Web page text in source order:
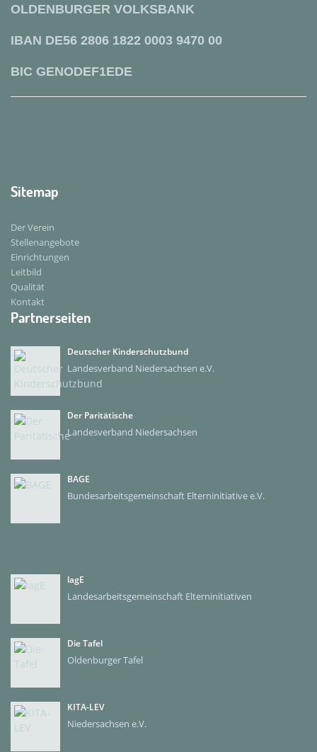
OLDENBURGER VOLKSBANK
IBAN DE56 2806 1822 0003 9470 00
BIC GENODEF1EDE
Sitemap
Der Verein
Stellenangebote
Einrichtungen
Leitbild
Qualität
Kontakt
Partnerseiten
Deutscher Kinderschutzbund
Landesverband Niedersachsen e.V.
Der Paritätische
Landesverband Niedersachsen
BAGE
Bundesarbeitsgemeinschaft Elterninitiative e.V.
lagE
Landesarbeitsgemeinschaft Elterninitiativen
Die Tafel
Oldenburger Tafel
KITA-LEV
Niedersachsen e.V.